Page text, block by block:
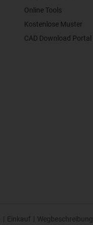
Online Tools
Kostenlose Muster
CAD Download Portal
| Einkauf | Wegbeschreibung